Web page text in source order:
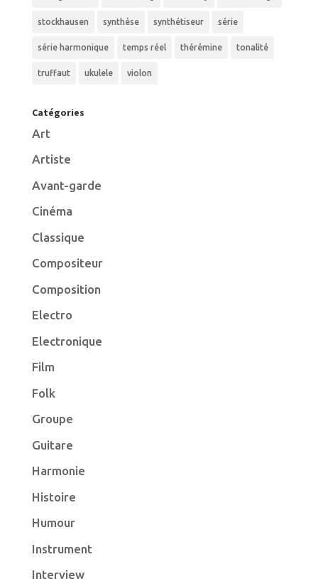
stockhausen synthèse synthétiseur série
série harmonique temps réel thérémine tonalité
truffaut ukulele violon
Catégories
Art
Artiste
Avant-garde
Cinéma
Classique
Compositeur
Composition
Electro
Electronique
Film
Folk
Groupe
Guitare
Harmonie
Histoire
Humour
Instrument
Interview